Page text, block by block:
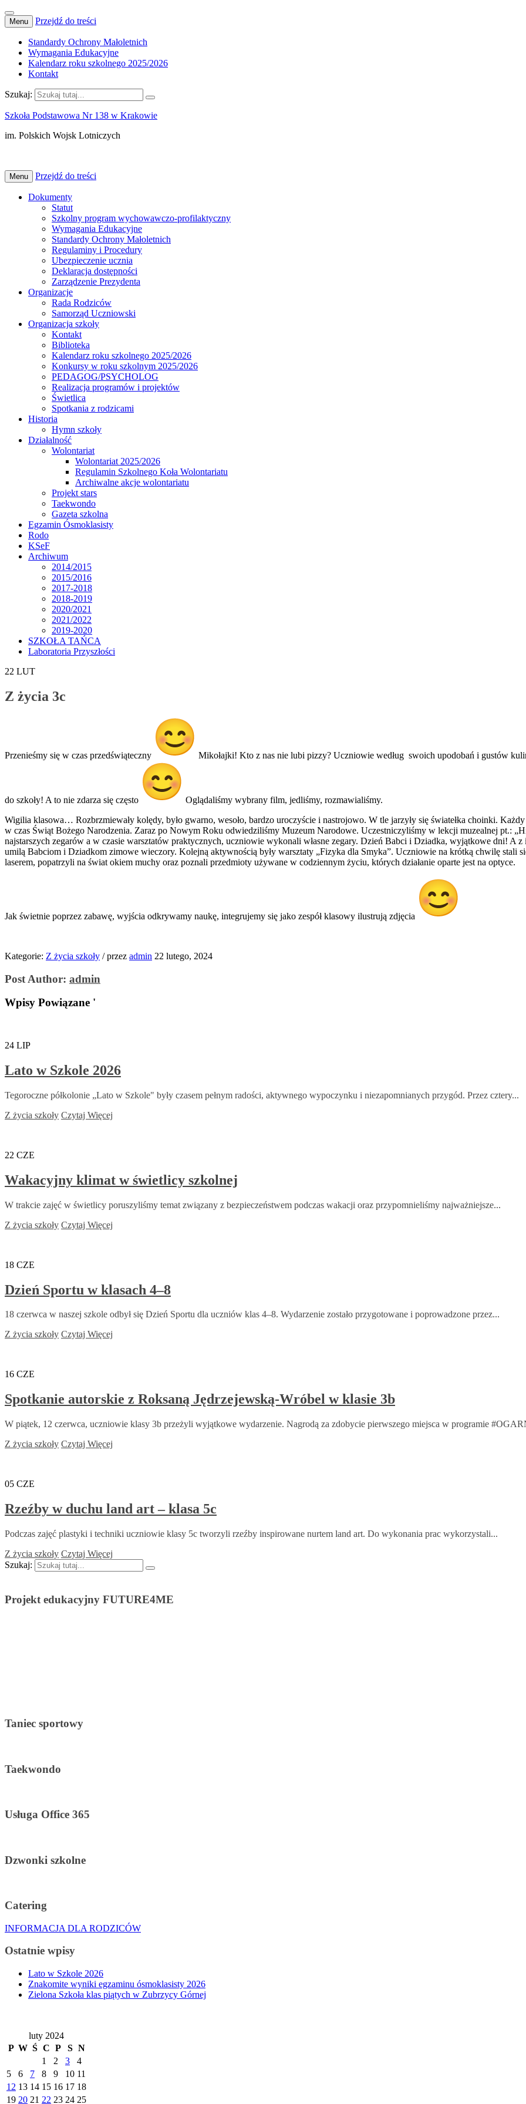
Menu Przejdź do treści
Standardy Ochrony Małoletnich
Wymagania Edukacyjne
Kalendarz roku szkolnego 2025/2026
Kontakt
Szukaj:
Szkoła Podstawowa Nr 138 w Krakowie
im. Polskich Wojsk Lotniczych
Menu Przejdź do treści
Dokumenty
Statut
Szkolny program wychowawczo-profilaktyczny
Wymagania Edukacyjne
Standardy Ochrony Małoletnich
Regulaminy i Procedury
Ubezpieczenie ucznia
Deklaracja dostępności
Zarządzenie Prezydenta
Organizacje
Rada Rodziców
Samorząd Uczniowski
Organizacja szkoły
Kontakt
Biblioteka
Kalendarz roku szkolnego 2025/2026
Konkursy w roku szkolnym 2025/2026
PEDAGOG/PSYCHOLOG
Realizacja programów i projektów
Świetlica
Spotkania z rodzicami
Historia
Hymn szkoły
Działalność
Wolontariat
Wolontariat 2025/2026
Regulamin Szkolnego Koła Wolontariatu
Archiwalne akcje wolontariatu
Projekt stars
Taekwondo
Gazeta szkolna
Egzamin Ósmoklasisty
Rodo
KSeF
Archiwum
2014/2015
2015/2016
2017-2018
2018-2019
2020/2021
2021/2022
2019-2020
SZKOŁA TAŃCA
Laboratoria Przyszłości
22 LUT
Z życia 3c
Przenieśmy się w czas przedświąteczny Mikołajki! Kto z nas nie lubi pizzy? Uczniowie według swoich upodobań i gustów
do szkoły! A to nie zdarza się często
Oglądaliśmy wybrany film, jedliśmy, rozmawialiśmy.
Wigilia klasowa… Rozbrzmiewały kolędy, było gwarno, wesoło, bardzo uroczyście i nastrojowo. W tle jarzyły się światełka choinki.
w czas Świąt Bożego Narodzenia. Zaraz po Nowym Roku odwiedziliśmy Muzeum Narodowe. Uczestniczyliśmy w lekcji muzealnej pt.:
najstarszych zegarów a w czasie warsztatów praktycznych, uczniowie wykonali własne zegary. Dzień Babci i Dziadka, wyjątkowe dni! A
umilą Babciom i Dziadkom zimowe wieczory. Kolejną aktywnością były warsztaty „Fizyka dla Smyka”. Uczniowie na krótką chwilę stali
laserem, popatrzyli na świat okiem muchy oraz poznali przedmioty używane w codziennym życiu, których działanie oparte jest na optyce.
Jak świetnie poprzez zabawę, wyjścia odkrywamy naukę, integrujemy się jako zespół klasowy ilustrują zdjęcia
Kategorie: Z życia szkoły /przez admin 22 lutego, 2024
Post Author: admin
Wpisy Powiązane '
24 LIP
Lato w Szkole 2026
Tegoroczne półkolonie „Lato w Szkole" były czasem pełnym radości, aktywnego wypoczynku i niezapomnianych przygód. Przez cztery...
Z życia szkoły Czytaj Więcej
22 CZE
Wakacyjny klimat w świetlicy szkolnej
W trakcie zajęć w świetlicy poruszyliśmy temat związany z bezpieczeństwem podczas wakacji oraz przypomnieliśmy najważniejsze...
Z życia szkoły Czytaj Więcej
18 CZE
Dzień Sportu w klasach 4–8
18 czerwca w naszej szkole odbył się Dzień Sportu dla uczniów klas 4–8. Wydarzenie zostało przygotowane i poprowadzone przez...
Z życia szkoły Czytaj Więcej
16 CZE
Spotkanie autorskie z Roksaną Jędrzejewską-Wróbel w klasie 3b
W piątek, 12 czerwca, uczniowie klasy 3b przeżyli wyjątkowe wydarzenie. Nagrodą za zdobycie pierwszego miejsca w programie
Z życia szkoły Czytaj Więcej
05 CZE
Rzeźby w duchu land art – klasa 5c
Podczas zajęć plastyki i techniki uczniowie klasy 5c tworzyli rzeźby inspirowane nurtem land art. Do wykonania prac wykorzystali...
Z życia szkoły Czytaj Więcej
Szukaj:
Projekt edukacyjny FUTURE4ME
Taniec sportowy
Taekwondo
Usługa Office 365
Dzwonki szkolne
Catering
INFORMACJA DLA RODZICÓW
Ostatnie wpisy
Lato w Szkole 2026
Znakomite wyniki egzaminu ósmoklasisty 2026
Zielona Szkoła klas piątych w Zubrzycy Górnej
luty 2024
P W Ś C P S N
1
2 3
4
5
6 7 8 9 10 11
12 13 14 15 16 17 18
19 20 21 22 23 24 25